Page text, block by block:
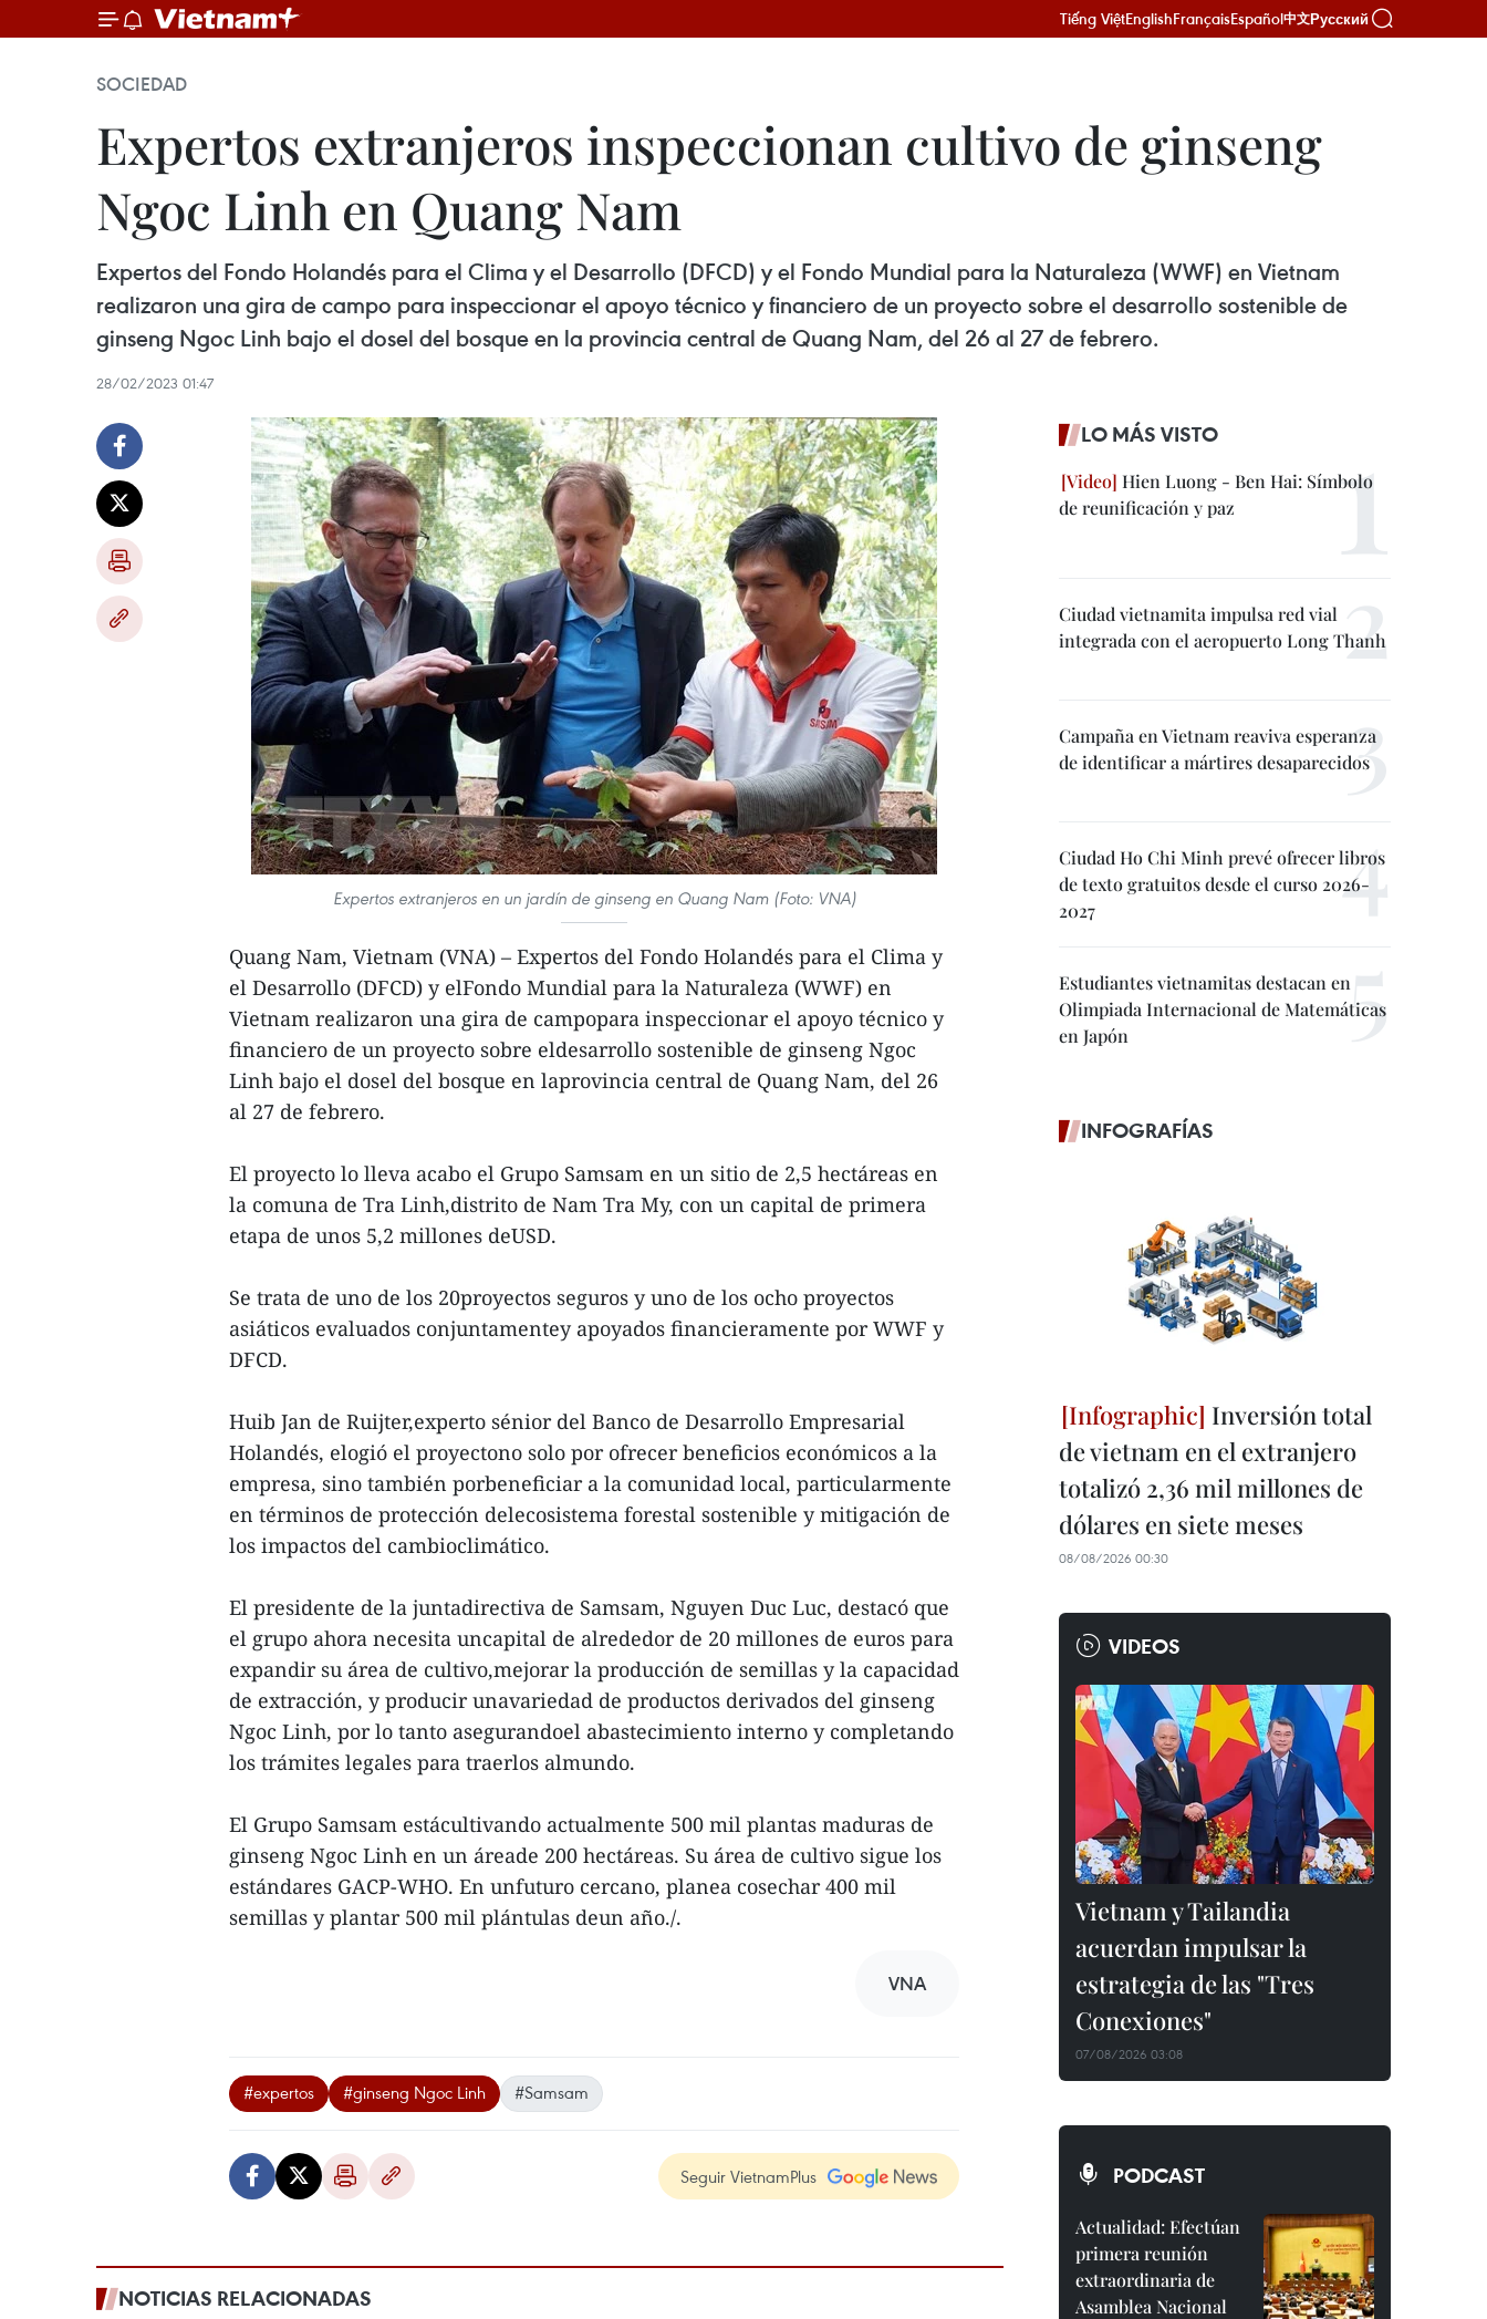
Tiếng ViệtEnglishFrançaisEspañol中文Русский
SOCIEDAD
Expertos extranjeros inspeccionan cultivo de ginseng
Ngoc Linh en Quang Nam
Expertos del Fondo Holandés para el Clima y el Desarrollo (DFCD) y el Fondo Mundial para la Naturaleza (WWF) en Vietnam
realizaron una gira de campo para inspeccionar el apoyo técnico y financiero de un proyecto sobre el desarrollo sostenible de
ginseng Ngoc Linh bajo el dosel del bosque en la provincia central de Quang Nam, del 26 al 27 de febrero.
28/02/2023 01:47
Expertos extranjeros en un jardín de ginseng en Quang Nam (Foto: VNA)
Quang Nam, Vietnam (VNA) – Expertos del Fondo Holandés para el Clima y
el Desarrollo (DFCD) y elFondo Mundial para la Naturaleza (WWF) en
Vietnam realizaron una gira de campopara inspeccionar el apoyo técnico y
financiero de un proyecto sobre eldesarrollo sostenible de ginseng Ngoc
Linh bajo el dosel del bosque en laprovincia central de Quang Nam, del 26
al 27 de febrero.
El proyecto lo lleva acabo el Grupo Samsam en un sitio de 2,5 hectáreas en
la comuna de Tra Linh,distrito de Nam Tra My, con un capital de primera
etapa de unos 5,2 millones deUSD.
Se trata de uno de los 20proyectos seguros y uno de los ocho proyectos
asiáticos evaluados conjuntamentey apoyados financieramente por WWF y
DFCD.
Huib Jan de Ruijter,experto sénior del Banco de Desarrollo Empresarial
Holandés, elogió el proyectono solo por ofrecer beneficios económicos a la
empresa, sino también porbeneficiar a la comunidad local, particularmente
en términos de protección delecosistema forestal sostenible y mitigación de
los impactos del cambioclimático.
El presidente de la juntadirectiva de Samsam, Nguyen Duc Luc, destacó que
el grupo ahora necesita uncapital de alrededor de 20 millones de euros para
expandir su área de cultivo,mejorar la producción de semillas y la capacidad
de extracción, y producir unavariedad de productos derivados del ginseng
Ngoc Linh, por lo tanto asegurandoel abastecimiento interno y completando
los trámites legales para traerlos almundo.
El Grupo Samsam estácultivando actualmente 500 mil plantas maduras de
ginseng Ngoc Linh en un áreade 200 hectáreas. Su área de cultivo sigue los
estándares GACP-WHO. En unfuturo cercano, planea cosechar 400 mil
semillas y plantar 500 mil plántulas deun año./.
VNA
#expertos #ginseng Ngoc Linh #Samsam
Seguir VietnamPlus
NOTICIAS RELACIONADAS
LO MÁS VISTO
Hien Luong - Ben Hai: Símbolo
de reunificación y paz
Ciudad vietnamita impulsa red vial
integrada con el aeropuerto Long Thanh
Campaña en Vietnam reaviva esperanza
de identificar a mártires desaparecidos
Ciudad Ho Chi Minh prevé ofrecer libros
de texto gratuitos desde el curso 2026-
2027
Estudiantes vietnamitas destacan en
Olimpiada Internacional de Matemáticas
en Japón
INFOGRAFÍAS
Inversión total
de vietnam en el extranjero
totalizó 2,36 mil millones de
dólares en siete meses
08/08/2026 00:30
VIDEOS
Vietnam y Tailandia
acuerdan impulsar la
estrategia de las "Tres
Conexiones"
07/08/2026 03:08
PODCAST
Actualidad: Efectúan
primera reunión
extraordinaria de
Asamblea Nacional